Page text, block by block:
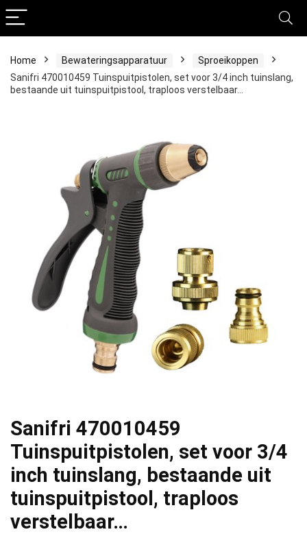
Home Bewateringsapparatuur
Sproeikoppen
Sanifri 470010459 Tuinspuitpistolen, set voor 3/4 inch tuinslang,
bestaande uit tuinspuitpistool, traploos verstelbaar…
Sanifri 470010459
Tuinspuitpistolen, set voor 3/4
inch tuinslang, bestaande uit
tuinspuitpistool, traploos
verstelbaar…